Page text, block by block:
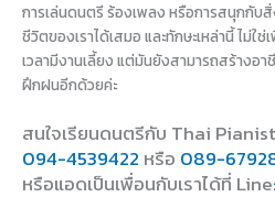
การเล่นดนตรี ร้องเพลง หรือการสนุกกับสิ่
ชีวิตของเราได้เสมอ และทักษะเหล่านี้ ไม่ใ
เวลามีงานเลี้ยง แต่มันยังสามารถสร้างอ
ฝึกฝนอีกด้วยค่ะ
สนใจเรียนดนตรีกับ Thai Pianist
094-4539422 หรือ 089-
หรือแอดเป็นเพื่อนกับเราได้ที่ Line